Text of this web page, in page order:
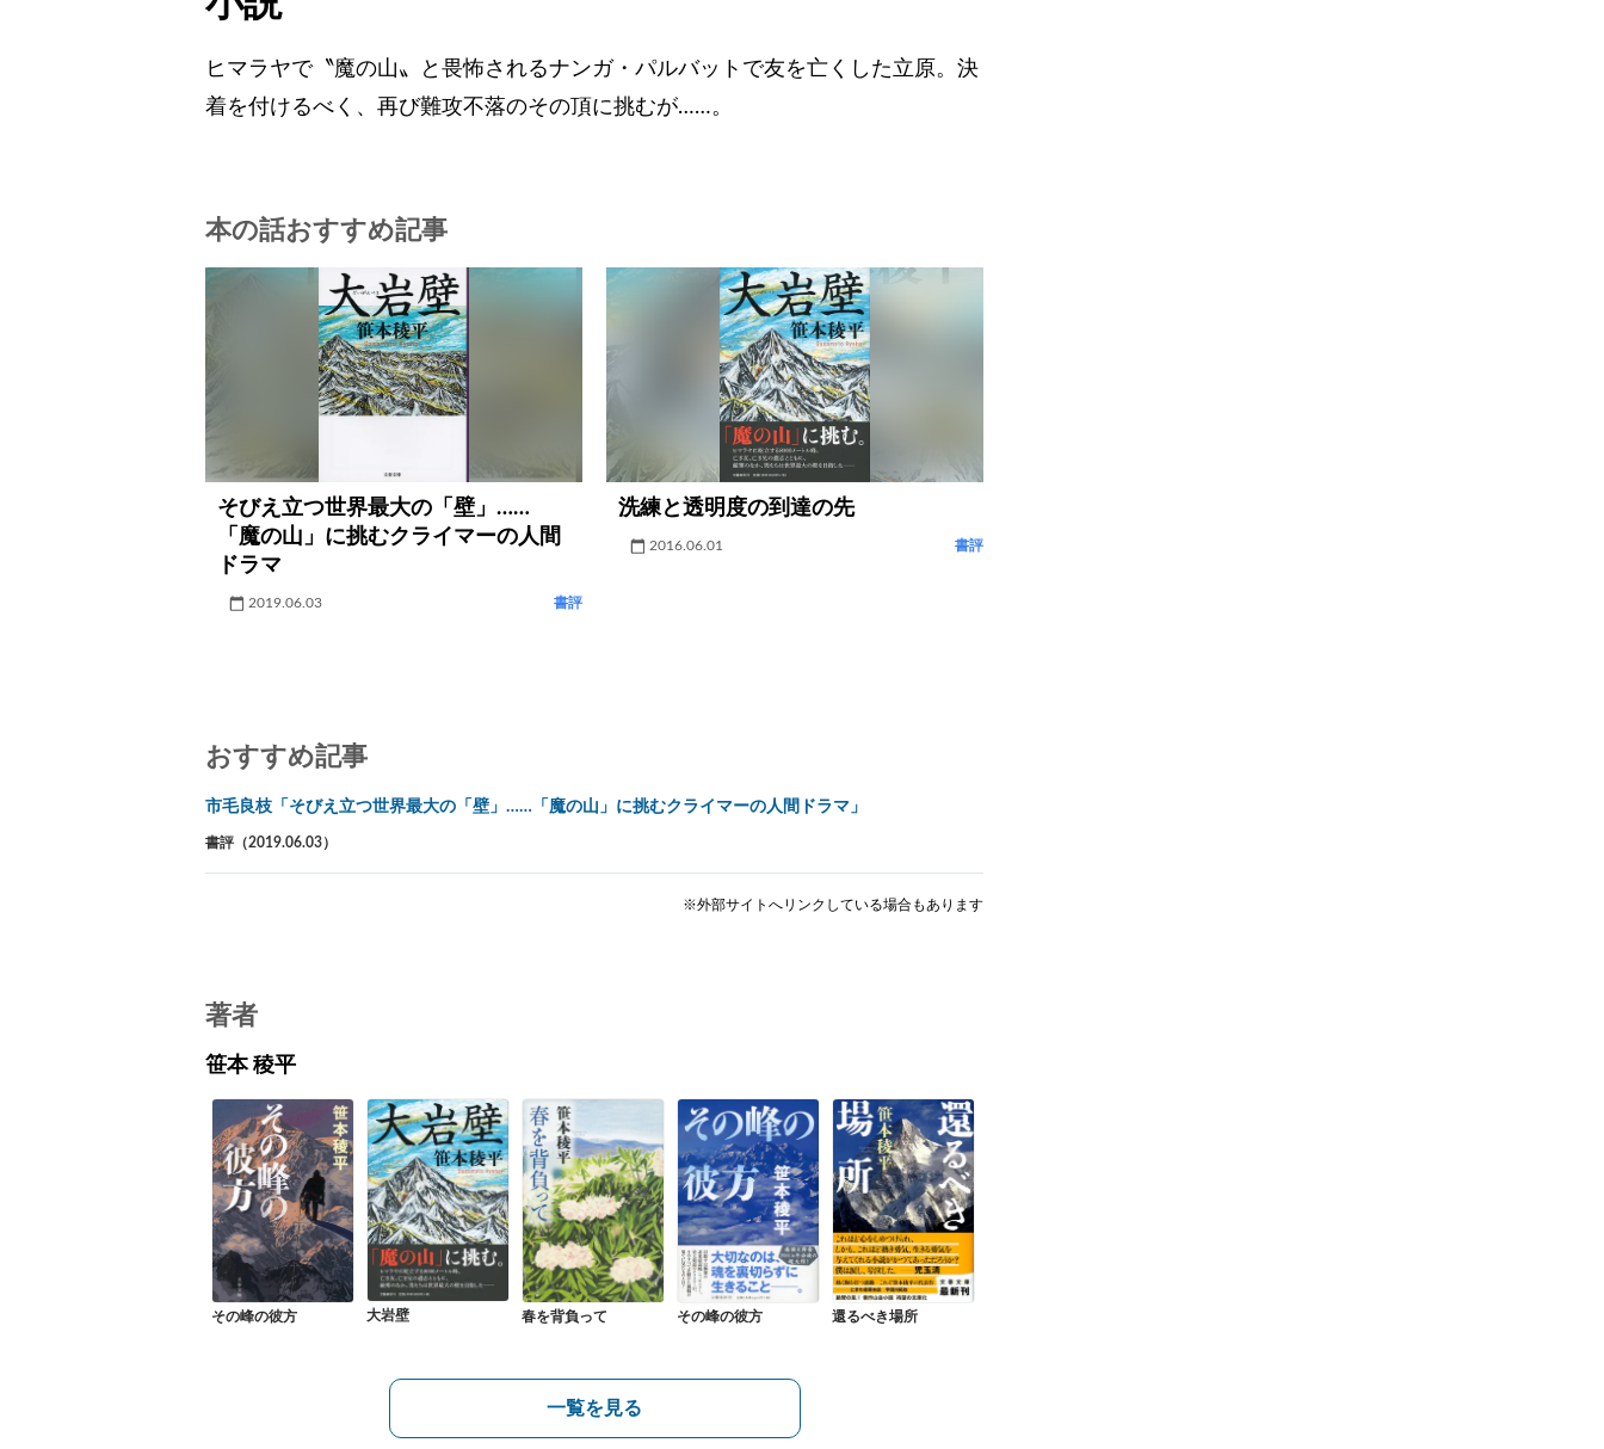
ヒマラヤで〝魔の山〟と畏怖されるナンガ・パルバットで友を亡くした立原。決
着を付けるべく、再び難攻不落のその頂に挑むが……。
本の話おすすめ記事
そびえ立つ世界最大の「壁」……
「魔の山」に挑むクライマーの人間
ドラマ
2019.06.03 書評
洗練と透明度の到達の先
2016.06.01 書評
おすすめ記事
市毛良枝「そびえ立つ世界最大の「壁」……「魔の山」に挑むクライマーの人間ドラマ」
書評（2019.06.03）
※外部サイトへリンクしている場合もあります
著者
笹本 稜平
その峰の彼方 大岩壁 春を背負って その峰の彼方 還るべき場所
一覧を見る